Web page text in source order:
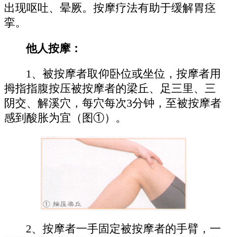
出现呕吐、晕厥。按摩疗法有助于缓解胃痉
挛。
他人按摩：
1、被按摩者取仰卧位或坐位，按摩者用
拇指指腹按压被按摩者的梁丘、足三里、三
阴交、解溪穴，每穴每次3分钟，至被按摩者
感到酸胀为宜（图①）。
2、按摩者一手固定被按摩者的手臂，一